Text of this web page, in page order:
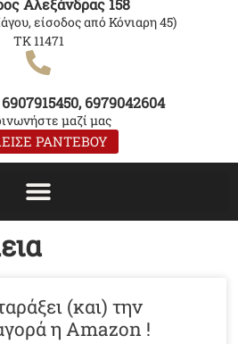
είσοδος από Κόνιαρη 45)
ΤΚ 11471
6979042604
μαζί μας
ΡΑΝΤΕΒΟΥ
(και) την
η Amazon !